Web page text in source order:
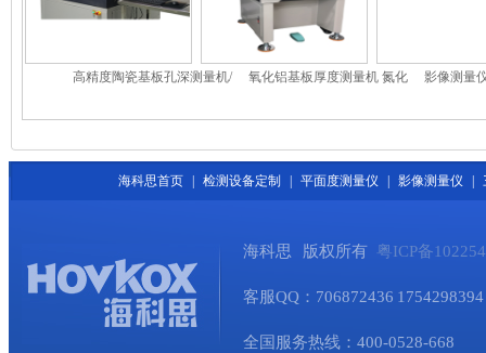
高精度陶瓷基板孔深测量机/
氧化铝基板厚度测量机 氮化
影像测量
海科思首页 检测设备定制 平面度测量仪 影像测量仪
海科思 版权所有 粤ICP备
客服QQ：706872436
全国服务热线：400-0528-668